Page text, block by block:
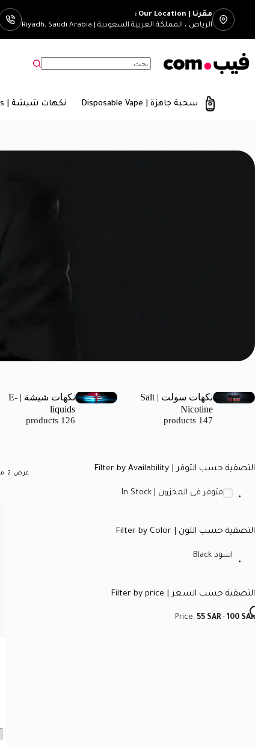
مقرنا | Our Location :
الرياض ، المملكة العربية السعودية | Riyadh, Saudi Arabia
سحبة جاهزة | Disposable Vape نكهات شيشة | E-Liquids
نكهات سولت | Salt
Nicotine
147 products
نكهات شيشة | E-
liquids
126 products
عرض ⁦2⁩ من كل النتائج التصفية حسب التوفر | Filter by Availability
متوفر في المخزون | In Stock
التصفية حسب اللون | Filter by Color
اسود Black
التصفية حسب السعر | Filter by price
Price: 55 SAR- 100 SAR